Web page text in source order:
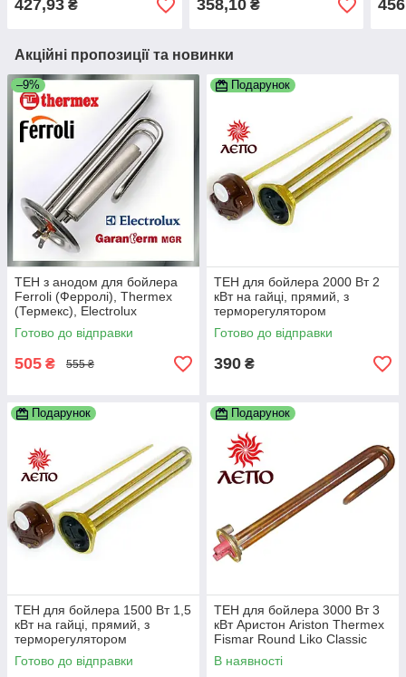
DeLuxe та ін.
427,93 ₴ 358,10₴
та
Акційні пропозиції та новинки
–9%
ТЕН з анодом для бойлера
Ferroli (Ферролі), Thermex
(Термекс), Electrolux
(Електролюкс), Garanterm
(Гарантерм) 1500 Вт
Готово до відправки
505 ₴ 555 ₴
Подарунок
ТЕН для бойлера 2000 Вт 2
кВт на гайці, прямий, з
терморегулятором
Готово до відправки
390 ₴
Подарунок
ТЕН для бойлера 1500 Вт 1,5
кВт на гайці, прямий, з
терморегулятором
Готово до відправки
Подарунок
ТЕН для бойлера 3000 Вт 3
кВт Аристон Ariston Thermex
Fismar Round Liko Classic
Alpari Реал DeLuxe та ін.
В наявності